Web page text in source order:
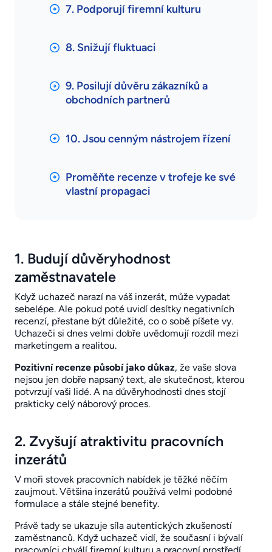
7. Podporují firemní kulturu
8. Snižují fluktuaci
9. Posilují důvěru zákazníků a
obchodních partnerů
10. Jsou cenným nástrojem řízení
Proměňte recenze v trofeje ke své
vlastní propagaci
1. Budují důvěryhodnost
zaměstnavatele
Když uchazeč narazí na váš inzerát, může vypadat
sebelépe. Ale pokud poté uvidí desítky negativních
recenzí, přestane být důležité, co o sobě píšete vy.
Uchazeči si dnes velmi dobře uvědomují rozdíl mezi
marketingem a realitou.
Pozitivní recenze působí jako důkaz, že vaše slova
nejsou jen dobře napsaný text, ale skutečnost, kterou
potvrzují vaši lidé. A na důvěryhodnosti dnes stojí
prakticky celý náborový proces.
2. Zvyšují atraktivitu pracovních
inzerátů
V moři stovek pracovních nabídek je těžké něčím
zaujmout. Většina inzerátů používá velmi podobné
formulace a stále stejné benefity.
Právě tady se ukazuje síla autentických zkušeností
zaměstnanců. Když uchazeč vidí, že současní i bývalí